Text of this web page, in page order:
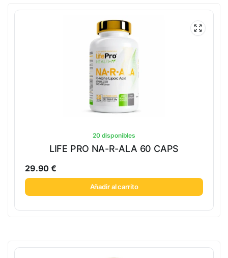
20 disponibles
LIFE PRO NA-R-ALA 60 CAPS
29.90€
Añadir al carrito